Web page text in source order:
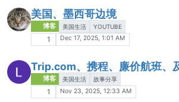
美国、墨西哥边境
博客 美国生活 YOUTUBE
1 Dec 17, 2025, 1:01 AM
Trip.com、携程、廉价航班、
博客 美国生活 故事分享
1 Nov 23, 2025, 12:33 AM